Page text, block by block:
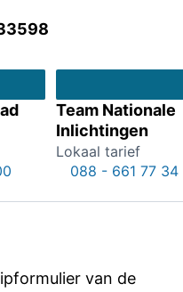
Team Nationale
Inlichtingen
Lokaal tarief
088 - 661 77 34
van de